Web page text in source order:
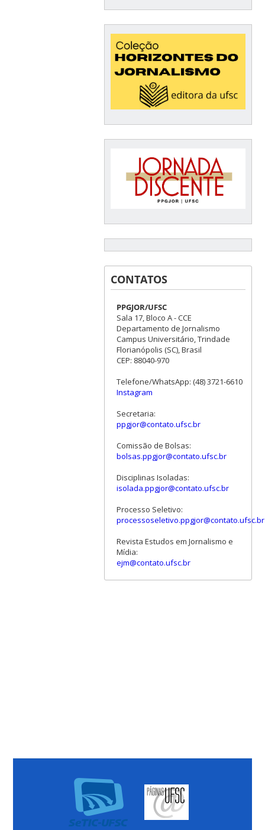
CONTATOS
PPGJOR/UFSC
Sala 17, Bloco A - CCE
Departamento de Jornalismo
Campus Universitário, Trindade
Florianópolis (SC), Brasil
CEP: 88040-970
Telefone/WhatsApp: (48) 3721-6610
Instagram
Secretaria:
ppgjor@contato.ufsc.br
Comissão de Bolsas:
bolsas.ppgjor@contato.ufsc.br
Disciplinas Isoladas:
isolada.ppgjor@contato.ufsc.br
Processo Seletivo:
processoseletivo.ppgjor@contato.ufsc.br
Revista Estudos em Jornalismo e
Mídia:
ejm@contato.ufsc.br